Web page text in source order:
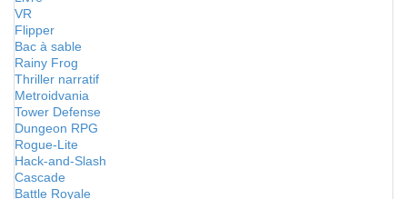
VR
Flipper
Bac à sable
Rainy Frog
Thriller narratif
Metroidvania
Tower Defense
Dungeon RPG
Rogue-Lite
Hack-and-Slash
Cascade
Battle Royale